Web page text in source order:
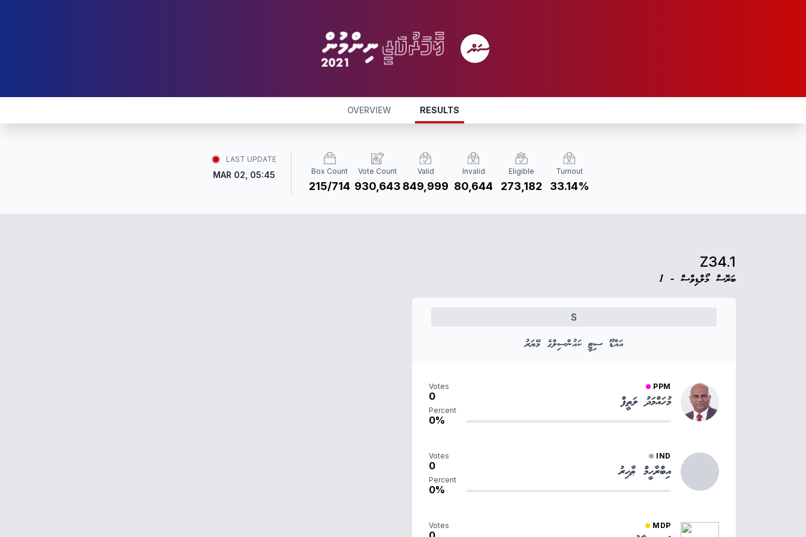
RESULTS
OVERVIEW
Box Count
215/714
Vote Count
930,643
Valid
849,999
Invalid
80,644
Eligible
273,182
Turnout
33.14%
LAST UPDATE
MAR 02, 05:45
Z34.1
ބަރޮސް މޯލްޑިވްސް - 1
S
އައްޑޫ ސިޓީ ކައުންސިލްގެ މޭޔަރު
PPM
މުހައްމަދު ލަތީފް
Votes
0
Percent
0%
IND
އިބްރާހީމް ޠާހިރު
Votes
0
Percent
0%
MDP
Votes